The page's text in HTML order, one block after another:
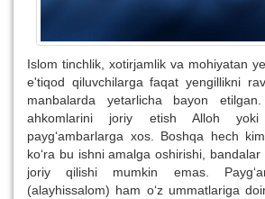
Islom tinchlik, xotirjamlik va mohiyatan
e'tiqod qiluvchilarga faqat yengillikni
manbalarda yetarlicha bayon
ahkomlarini joriy etish Alloh
payg‘ambarlarga xos. Boshqa hech
ko‘ra bu ishni amalga oshirishi,
joriy qilishi mumkin emas.
(alayhissalom) ham o‘z ummatlariga